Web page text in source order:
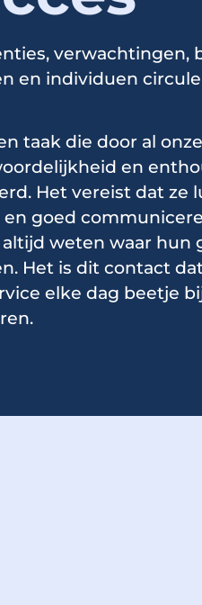
verwachtingen,
en individuen
taak die door al
en
Het vereist dat ze
goed
weten waar hun
Het is dit contact
elke dag beetje